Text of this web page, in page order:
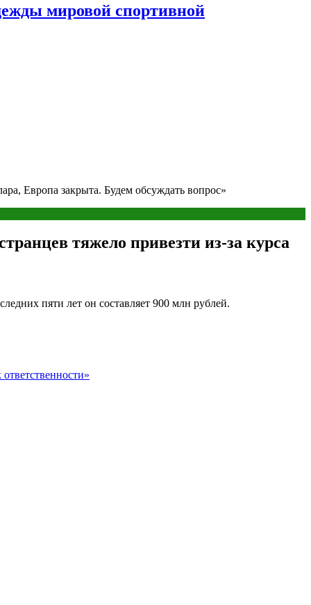
мировой спортивной
Европа закрыта. Будем обсуждать вопрос»
тяжело привезти из-за курса
пяти лет он составляет 900 млн рублей.